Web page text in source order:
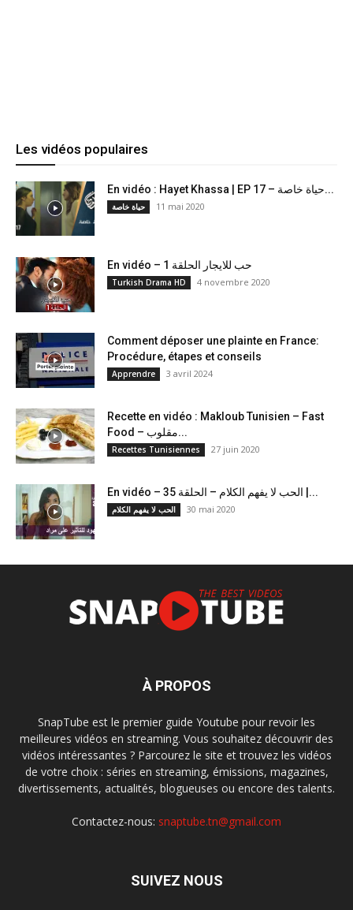
Les vidéos populaires
En vidéo : Hayet Khassa | EP 17 – حياة خاصة...
حياة خاصة 11 mai 2020
En vidéo – حب للايجار الحلقة 1
Turkish Drama HD 4 novembre 2020
Comment déposer une plainte en France:
Procédure, étapes et conseils
Apprendre 3 avril 2024
Recette en vidéo : Makloub Tunisien – Fast
Food – مقلوب...
Recettes Tunisiennes 27 juin 2020
En vidéo – الحب لا يفهم الكلام – الحلقة 35 |...
الحب لا يفهم الكلام 30 mai 2020
À PROPOS
SnapTube est le premier guide Youtube pour revoir les
meilleures vidéos en streaming. Vous souhaitez découvrir des
vidéos intéressantes ? Parcourez le site et trouvez les vidéos
de votre choix : séries en streaming, émissions, magazines,
divertissements, actualités, blogueuses ou encore des talents.
Contactez-nous: snaptube.tn@gmail.com
SUIVEZ NOUS